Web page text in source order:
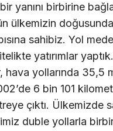
yanını birbirine
ülkemizin
sahibiz. Yol
yatırımlar
yollarında 35,5
6 bin 101
çıktı. Ülkemizde
duble yollarla